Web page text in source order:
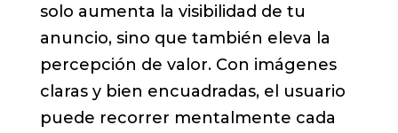
solo aumenta la visibilidad de tu
anuncio, sino que también eleva la
percepción de valor. Con imágenes
claras y bien encuadradas, el usuario
puede recorrer mentalmente cada